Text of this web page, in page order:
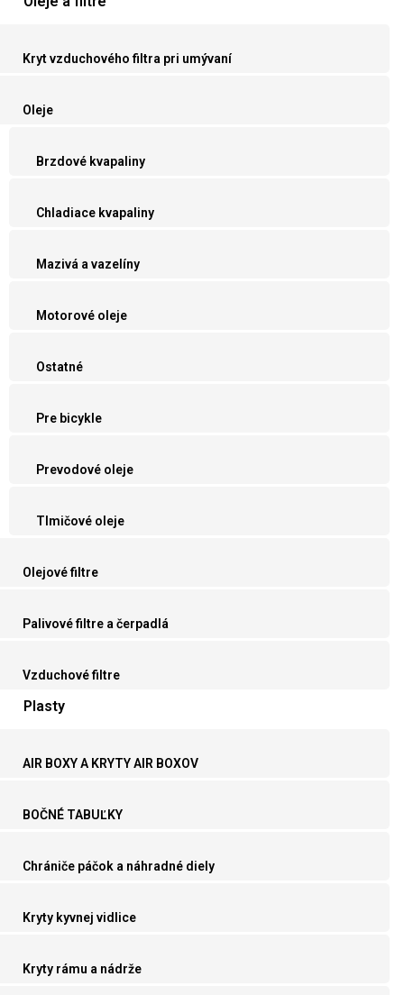
Kryt vzduchového filtra pri umývaní
Oleje
Brzdové kvapaliny
Chladiace kvapaliny
Mazivá a vazelíny
Motorové oleje
Ostatné
Pre bicykle
Prevodové oleje
Tlmičové oleje
Olejové filtre
Palivové filtre a čerpadlá
Vzduchové filtre
Plasty
AIR BOXY A KRYTY AIR BOXOV
BOČNÉ TABUĽKY
Chrániče páčok a náhradné diely
Kryty kyvnej vidlice
Kryty rámu a nádrže